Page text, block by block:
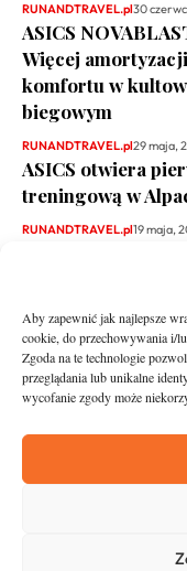
Aby zapewnić jak najlepsze
cookie, do przechowywania i/
Zgoda na te technologie
przeglądania lub unikalne
wycofanie zgody może
RUNANDTRAVEL.pl30
ASICS
Więcej
komfortu w
biegowym
RUNANDTRAVEL.pl29 maja,
ASICS otwiera
treningową w
RUNANDTRAVEL.pl19 maja,
Asfalt